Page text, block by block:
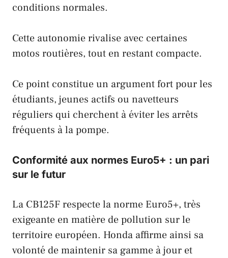
conditions normales.
Cette autonomie rivalise avec certaines
motos routières, tout en restant compacte.
Ce point constitue un argument fort pour les
étudiants, jeunes actifs ou navetteurs
réguliers qui cherchent à éviter les arrêts
fréquents à la pompe.
Conformité aux normes Euro5+ : un pari
sur le futur
La CB125F respecte la norme Euro5+, très
exigeante en matière de pollution sur le
territoire européen. Honda affirme ainsi sa
volonté de maintenir sa gamme à jour et